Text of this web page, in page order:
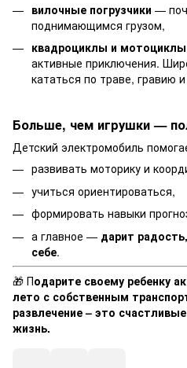
вилочные погрузчики —
поднимающимся грузом,
квадроциклы и мотоциклы
активные приключения.
кататься по траве, гравию
Больше, чем игрушки —
Детский электромобиль
развивать моторику и
учиться ориентироваться,
формировать навыки
а главное — дарит
себе.
🎁 Подарите своему ребенку
лето с собственным
развлечение – это
жизнь.